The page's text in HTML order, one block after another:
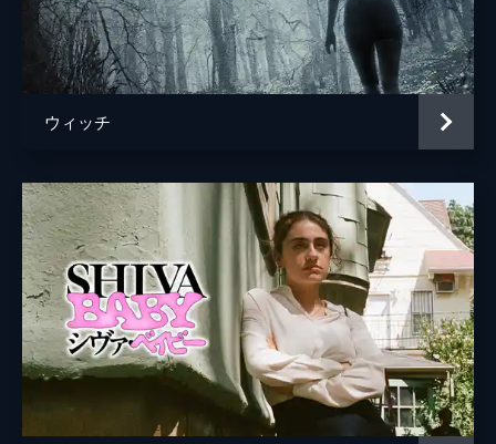
テディ・シュウォーツマン
マイケル・ハイムラー
ウィッチ